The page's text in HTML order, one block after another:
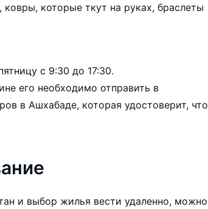
которые ткут на руках, браслеты
с 9:30 до 17:30.
его необходимо отправить в
в Ашхабаде, которая удостоверит, что
и выбор жилья вести удаленно, можно